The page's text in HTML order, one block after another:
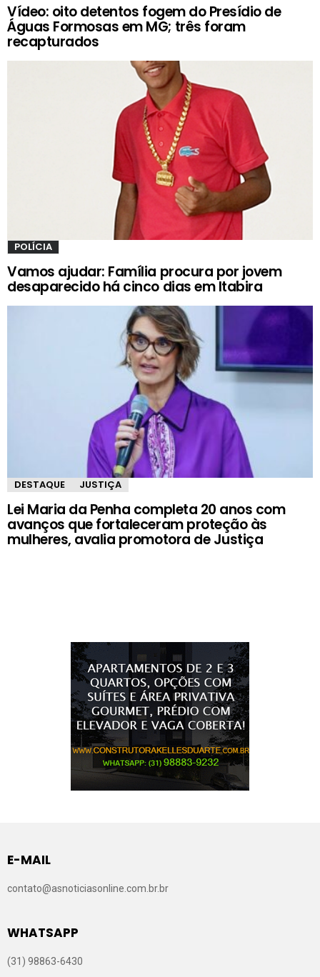
Vídeo: oito detentos fogem do Presídio de
Águas Formosas em MG; três foram
recapturados
POLÍCIA
Vamos ajudar: Família procura por jovem
desaparecido há cinco dias em Itabira
DESTAQUE JUSTIÇA
Lei Maria da Penha completa 20 anos com
avanços que fortaleceram proteção às
mulheres, avalia promotora de Justiça
E-MAIL
contato@asnoticiasonline.com.br.br
WHATSAPP
(31) 98863-6430